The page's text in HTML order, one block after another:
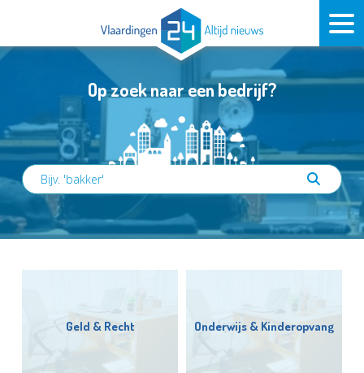
Op zoek naar een bedrijf?
Geld & Recht Onderwijs & Kinderopvang